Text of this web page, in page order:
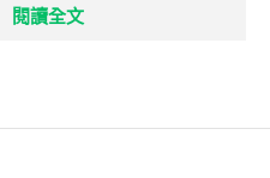
閱讀全文